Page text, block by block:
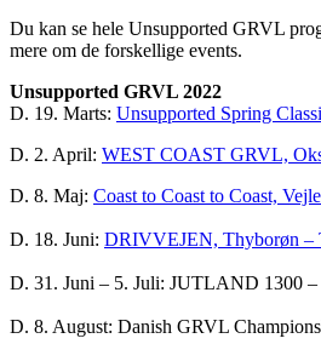
Du kan se hele Unsupported GRVL
mere om de forskellige events.
Unsupported GRVL 2022
D. 19. Marts: Unsupported Spring
D. 2. April: WEST COAST GRVL,
D. 8. Maj: Coast to Coast to Coast,
D. 18. Juni: DRIVVEJEN, Thyborøn –
D. 31. Juni – 5. Juli: JUTLAND 1300 –
D. 8. August: Danish GRVL